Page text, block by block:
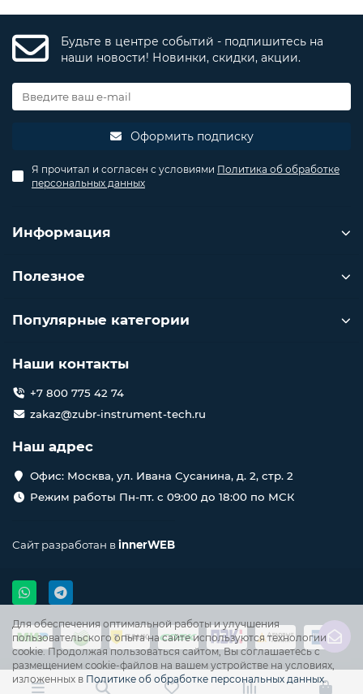
Для обеспечения оптимальной работы и улучшения
пользовательского опыта на сайте используются технологии
cookie. Продолжая пользоваться сайтом, Вы соглашаетесь с
размещением cookie-файлов на вашем устройстве на условиях,
изложенных в Политике об обработке персональных данных.
Будьте в центре событий - подпишитесь на
наши новости! Новинки, скидки, акции.
Оформить подписку
Я прочитал и согласен с условиями Политика об обработке
персональных данных
Информация
Полезное
Популярные категории
Наши контакты
+7 800 775 42 74
zakaz@zubr-instrument-tech.ru
Наш адрес
Офис: Москва, ул. Ивана Сусанина, д. 2, стр. 2
Режим работы Пн-пт. с 09:00 до 18:00 по МСК
Сайт разработан вinnerWEB